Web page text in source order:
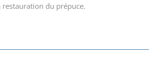
du prépuce.